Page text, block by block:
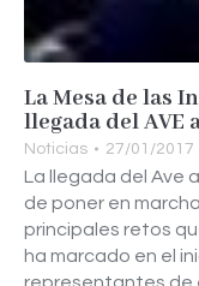
La Mesa de las
llegada del AVE
Noticias 27/01/2017
La llegada del Ave
de poner en
principales retos
ha marcado en el